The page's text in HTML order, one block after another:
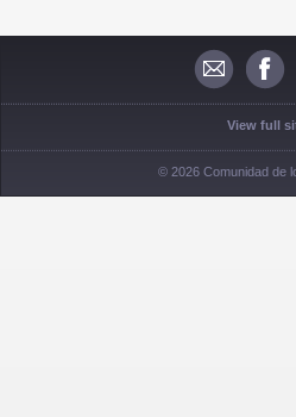
View full
© 2026 Comunidad de